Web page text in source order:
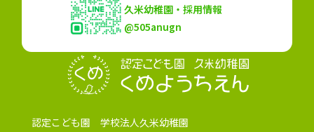
認定こども園 学校法人久米幼稚園
久米幼稚園・採用情報
@505anugn